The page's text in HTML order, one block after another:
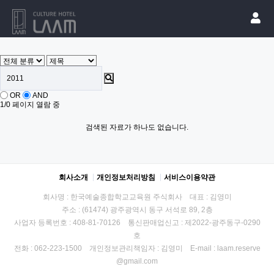
OR
AND
1/0 페이지 열람 중
검색된 자료가 하나도 없습니다.
회사소개 개인정보처리방침 서비스이용약관
회사명 : 한국예술종합학교교육원 주식회사 대표 : 김영미
주소 : (61474) 광주광역시 동구 서석로 89, 2층
사업자 등록번호 : 408-81-70126 통신판매업신고 : 제2022-광주동구-0290
호
전화 : 062-223-1500 개인정보관리책임자 : 김영미 E-mail : laam.reserve
@gmail.com